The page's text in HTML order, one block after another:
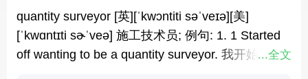
quantity surveyor [英][ˈkwɔntiti səˈveɪə][美]
[ˈkwɑntɪti sɚˈveə] 施工技术员; 例句: 1. 1 Started
off wanting to be a quantity surveyor. 我开始时想
...全文